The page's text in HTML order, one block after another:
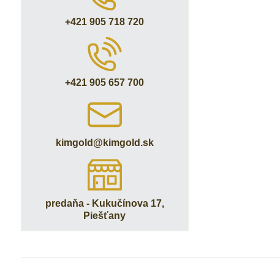
+421 905 718 720
+421 905 657 700
kimgold​@kimgold​.sk
predaňa - Kukučínova 17,
Piešťany